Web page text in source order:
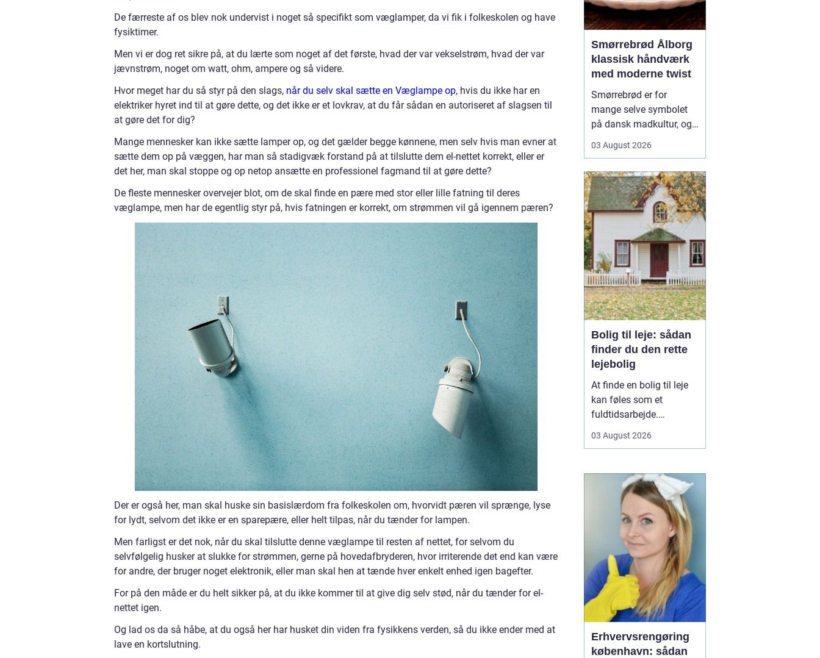
De færreste af os blev nok undervist i noget så specifikt som væglamper, da vi fik i folkeskolen og have
fysiktimer.
Men vi er dog ret sikre på, at du lærte som noget af det første, hvad der var vekselstrøm, hvad der var
jævnstrøm, noget om watt, ohm, ampere og så videre.
Hvor meget har du så styr på den slags, når du selv skal sætte en Væglampe op, hvis du ikke har en
elektriker hyret ind til at gøre dette, og det ikke er et lovkrav, at du får sådan en autoriseret af slagsen til
at gøre det for dig?
Mange mennesker kan ikke sætte lamper op, og det gælder begge kønnene, men selv hvis man evner at
sætte dem op på væggen, har man så stadigvæk forstand på at tilslutte dem el-nettet korrekt, eller er
det her, man skal stoppe og op netop ansætte en professionel fagmand til at gøre dette?
De fleste mennesker overvejer blot, om de skal finde en pære med stor eller lille fatning til deres
væglampe, men har de egentlig styr på, hvis fatningen er korrekt, om strømmen vil gå igennem pæren?
Der er også her, man skal huske sin basislærdom fra folkeskolen om, hvorvidt pæren vil sprænge, lyse
for lydt, selvom det ikke er en sparepære, eller helt tilpas, når du tænder for lampen.
Men farligst er det nok, når du skal tilslutte denne væglampe til resten af nettet, for selvom du
selvfølgelig husker at slukke for strømmen, gerne på hovedafbryderen, hvor irriterende det end kan være
for andre, der bruger noget elektronik, eller man skal hen at tænde hver enkelt enhed igen bagefter.
For på den måde er du helt sikker på, at du ikke kommer til at give dig selv stød, når du tænder for el-
nettet igen.
Og lad os da så håbe, at du også her har husket din viden fra fysikkens verden, så du ikke ender med at
lave en kortslutning.
Smørrebrød Ålborg
klassisk håndværk
med moderne twist
Smørrebrød er for
mange selve symbolet
på dansk madkultur, og i
i bedste velgående. Her
klassiske stykker med
sild, æg og rejer og nyere
udgaver med grøntsager,
specialiteter fra lokale
slagtere og kre...
03 August 2026
Bolig til leje: sådan
finder du den rette
lejebolig
At finde en bolig til leje
kan føles som et
fuldtidsarbejde.
priserne varierer, og det
gennemskue, hvad du
egentlig får for pengene.
Samtidig fylder
spørgsmål om
beliggenhed, ...
03 August 2026
Erhvervsrengøring
københavn: sådan